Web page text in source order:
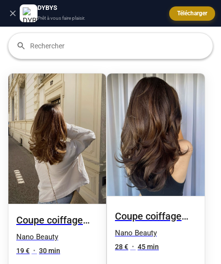
DYBYS
Prêt à vous faire plaisir.
Télécharger
Coupe coiffage
filles (8/15ans)
Nano Beauty
19 € • 30 min
Coupe coiffage
filles
Nano Beauty
28 € • 45 min